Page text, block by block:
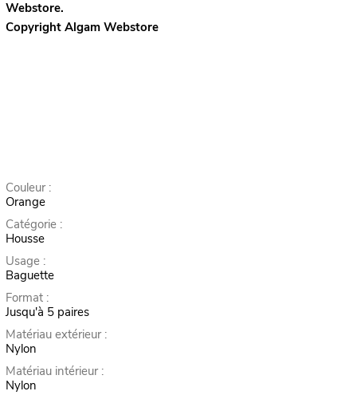
Webstore.
Copyright Algam Webstore
Couleur :
Orange
Catégorie :
Housse
Usage :
Baguette
Format :
Jusqu'à 5 paires
Matériau extérieur :
Nylon
Matériau intérieur :
Nylon